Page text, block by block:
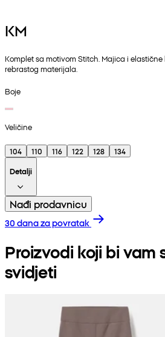
KM
Komplet sa motivom Stitch. Majica i
rebrastog materijala.
Boje
Veličine
104 110 116 122 128
134
Detalji
Nađi prodavnicu
30 dana za povratak
Proizvodi koji bi vam
svidjeti